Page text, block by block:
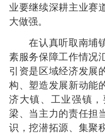
业要继续深耕主业赛
大做强。
在认真听取南埔镇
素服务保障工作情况
引资是区域经济发展
构、塑造发展新动能
济大镇、工业强镇
梁、当主力的责任担
识，挖潜拓源、集聚